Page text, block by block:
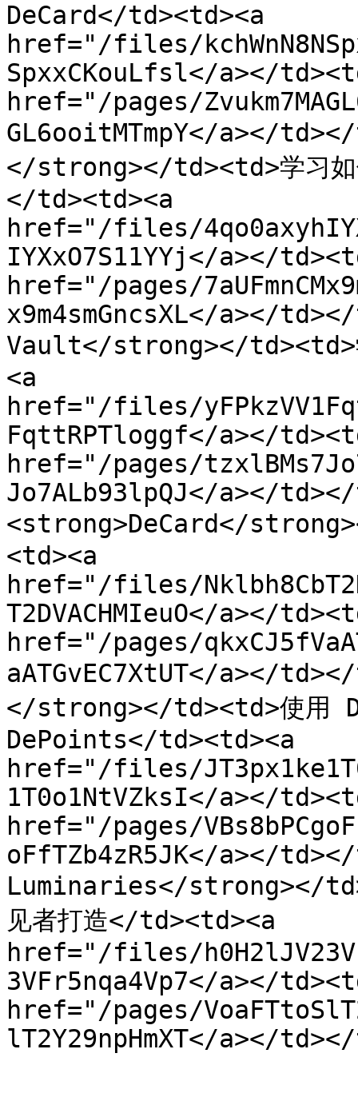
DeCard</td><td><a
href="/files/
SpxxCKouLfsl</a></
href="/pages/
GL6ooitMTmpY</a></
</strong></td><td>学习如
</td><td><a
href="/files/
IYXxO7S11YYj</a></
href="/pages/
x9m4smGncsXL</a></
Vault</strong></
<a
href="/files/
FqttRPTloggf</a></
href="/pages/
Jo7ALb93lpQJ</a></
<strong>DeCard</
<td><a
href="/files/
T2DVACHMIeuO</a></
href="/pages/
aATGvEC7XtUT</a></
</strong></td><td>使用
DePoints</td><td><a
href="/files/
1T0o1NtVZksI</a></
href="/pages/
oFfTZb4zR5JK</a></
Luminaries</strong></
见者打造</td><td><a
href="/files/
3VFr5nqa4Vp7</a></
href="/pages/